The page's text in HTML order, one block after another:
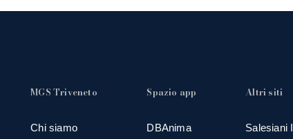
MGS Triveneto
Chi siamo
Spazio app
DBAnima
Altri siti
Salesiani